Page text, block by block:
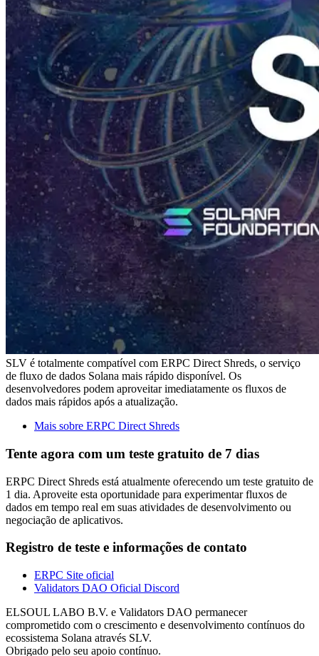
SLV é totalmente compatível com ERPC Direct Shreds, o serviço
de fluxo de dados Solana mais rápido disponível. Os
desenvolvedores podem aproveitar imediatamente os fluxos de
dados mais rápidos após a atualização.
Mais sobre ERPC Direct Shreds
Tente agora com um teste gratuito de 7 dias
ERPC Direct Shreds está atualmente oferecendo um teste gratuito de
1 dia. Aproveite esta oportunidade para experimentar fluxos de
dados em tempo real em suas atividades de desenvolvimento ou
negociação de aplicativos.
Registro de teste e informações de contato
ERPC Site oficial
Validators DAO Oficial Discord
ELSOUL LABO B.V. e Validators DAO permanecer
comprometido com o crescimento e desenvolvimento contínuos do
ecossistema Solana através SLV.
Obrigado pelo seu apoio contínuo.